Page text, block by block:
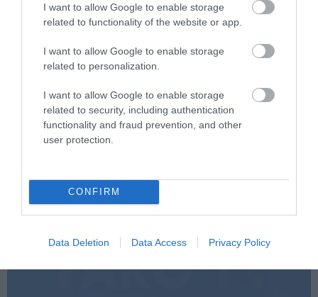
I want to allow Google to enable storage
related to functionality of the website or app.
I want to allow Google to enable storage
related to personalization.
I want to allow Google to enable storage
related to security, including authentication
functionality and fraud prevention, and other
user protection.
CONFIRM
Data Deletion Data Access Privacy Policy
PRONEWS.GR /ΚΟΣΜΟΣ
«Θέλω τον μπαμπά μου»: Το βίντεο της
μεθυσμένης οδηγού που σκότωσε τη
νύφη λίγες ώρες μετά τον γάμο της
07.08.2026 | 19:17